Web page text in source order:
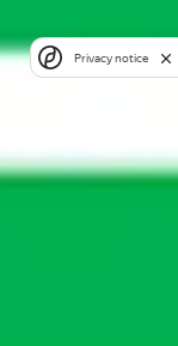
Privacy notice